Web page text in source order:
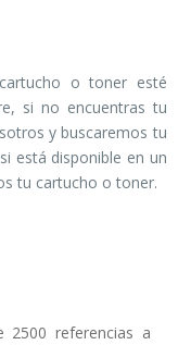
o toner esté
si no encuentras tu
y buscaremos tu
está disponible en un
tu cartucho o toner.
2500 referencias a